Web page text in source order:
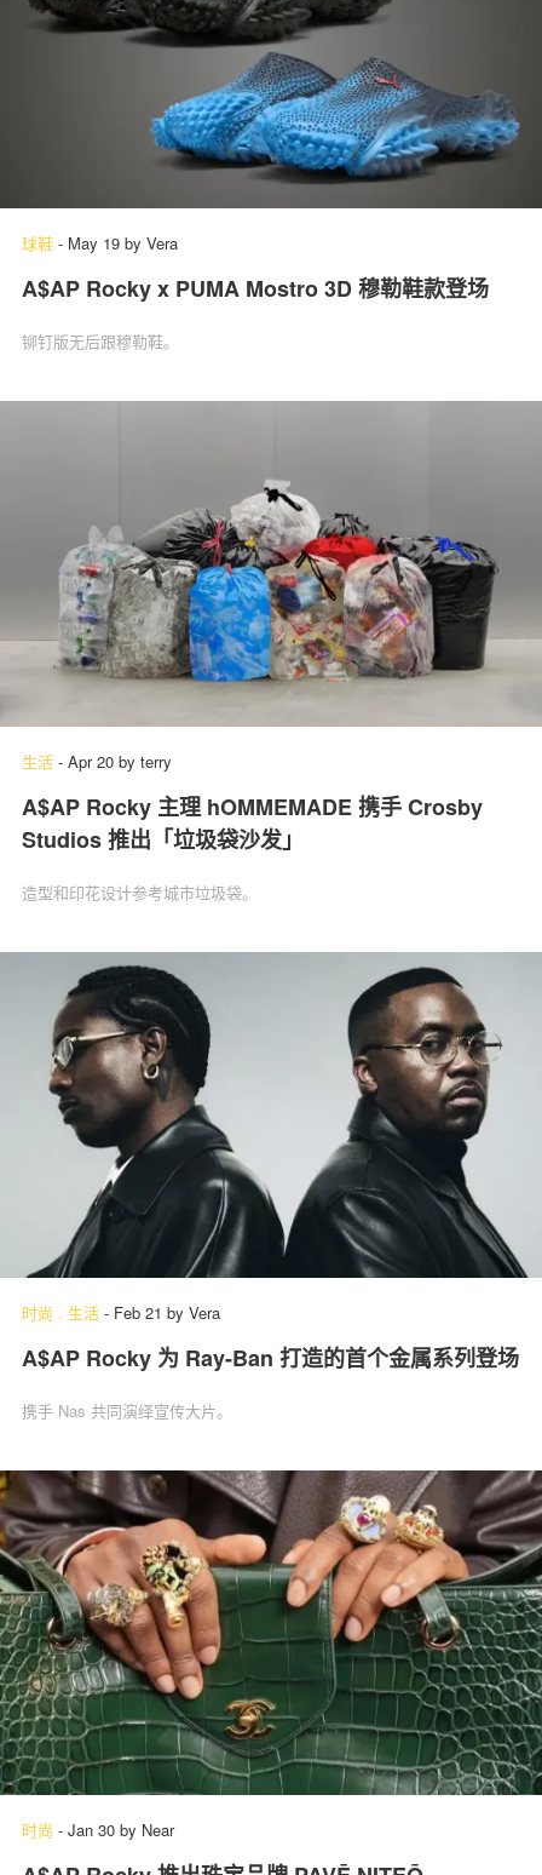
球鞋 - May 19 by Vera
A$AP Rocky x PUMA Mostro 3D 穆勒鞋款登场
铆钉版无后跟穆勒鞋。
生活 - Apr 20 by terry
A$AP Rocky 主理 hOMMEMADE 携手 Crosby
Studios 推出「垃圾袋沙发」
造型和印花设计参考城市垃圾袋。
时尚 . 生活 - Feb 21 by Vera
A$AP Rocky 为 Ray-Ban 打造的首个金属系列登场
携手 Nas 共同演绎宣传大片。
时尚 - Jan 30 by Near